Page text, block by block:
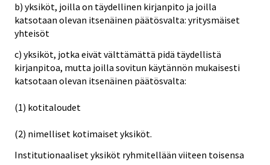
b) yksiköt, joilla on täydellinen kirjanpito ja joilla
katsotaan olevan itsenäinen päätösvalta: yritysmäiset
yhteisöt
c) yksiköt, jotka eivät välttämättä pidä täydellistä
kirjanpitoa, mutta joilla sovitun käytännön mukaisesti
katsotaan olevan itsenäinen päätösvalta:
(1) kotitaloudet
(2) nimelliset kotimaiset yksiköt.
Institutionaaliset yksiköt ryhmitellään viiteen toisensa